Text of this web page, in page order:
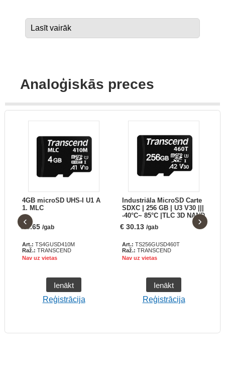
Card Format: MicroSDHC
Capacity: 16 GB
Lasīt vairāk
Analoģiskās preces
4GB microSD UHS-I U1 A
1. MLC
€ 6.65 /gab
Art.: TS4GUSD410M
Raž.: TRANSCEND
Nav uz vietas
Ienākt
Reģistrācija
Industriāla MicroSD Carte
SDXC | 256 GB | U3 V30 |||
-40°C~ 85°C |TLC 3D NAND
€ 30.13 /gab
Art.: TS256GUSD460T
Raž.: TRANSCEND
Nav uz vietas
Ienākt
Reģistrācija
‹ ›